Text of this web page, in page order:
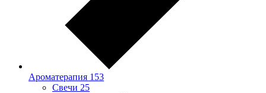
Ароматерапия 153
Свечи 25